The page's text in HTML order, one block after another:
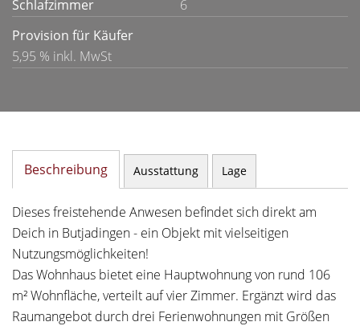
Schlafzimmer
6
Provision für Käufer
5,95 % inkl. MwSt
Beschreibung Ausstattung Lage
Dieses freistehende Anwesen befindet sich direkt am
Deich in Butjadingen - ein Objekt mit vielseitigen
Nutzungsmöglichkeiten!
Das Wohnhaus bietet eine Hauptwohnung von rund 106
m² Wohnfläche, verteilt auf vier Zimmer. Ergänzt wird das
Raumangebot durch drei Ferienwohnungen mit Größen